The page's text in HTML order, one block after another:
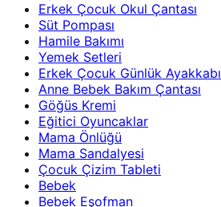
Erkek Çocuk Okul Çantası
Süt Pompası
Hamile Bakımı
Yemek Setleri
Erkek Çocuk Günlük Ayakkabı
Anne Bebek Bakım Çantası
Göğüs Kremi
Eğitici Oyuncaklar
Mama Önlüğü
Mama Sandalyesi
Çocuk Çizim Tableti
Bebek
Bebek Eşofman